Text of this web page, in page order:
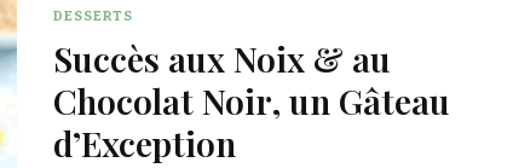
DESSERTS
Succès aux Noix & au
Chocolat Noir, un Gâteau
d’Exception